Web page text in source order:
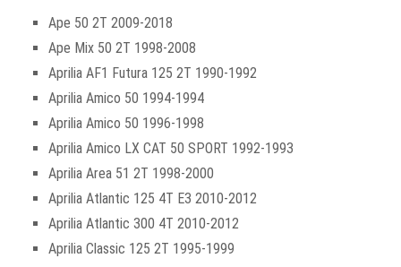
Ape 50 2T 2009-2018
Ape Mix 50 2T 1998-2008
Aprilia AF1 Futura 125 2T 1990-1992
Aprilia Amico 50 1994-1994
Aprilia Amico 50 1996-1998
Aprilia Amico LX CAT 50 SPORT 1992-1993
Aprilia Area 51 2T 1998-2000
Aprilia Atlantic 125 4T E3 2010-2012
Aprilia Atlantic 300 4T 2010-2012
Aprilia Classic 125 2T 1995-1999